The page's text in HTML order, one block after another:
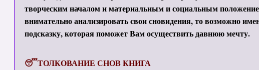
творческим началом и материальным и социальным
внимательно анализировать свои сновидения, то возможно
подсказку, которая поможет Вам осуществить давнюю мечту.
😴ТОЛКОВАНИЕ СНОВ КНИГА